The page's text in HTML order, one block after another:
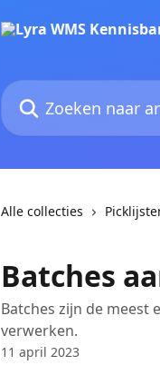
Zoeken naar artikelen ...
Alle collecties
Batches
Batches zijn de
verwerken.
11 april 2023